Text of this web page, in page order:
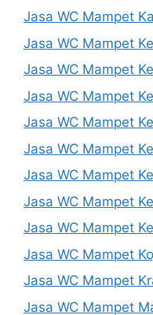
Jasa WC Mampet
Jasa WC Mampet
Jasa WC Mampet
Jasa WC Mampet
Jasa WC Mampet
Jasa WC Mampet
Jasa WC Mampet
Jasa WC Mampet
Jasa WC Mampet
Jasa WC Mampet
Jasa WC Mampet
Jasa WC Mampet